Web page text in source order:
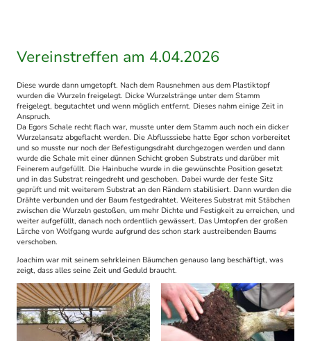
Vereinstreffen am 4.04.2026
Diese wurde dann umgetopft. Nach dem Rausnehmen aus dem Plastiktopf
wurden die Wurzeln freigelegt. Dicke Wurzelstränge unter dem Stamm
freigelegt, begutachtet und wenn möglich entfernt. Dieses nahm einige Zeit in
Anspruch.
Da Egors Schale recht flach war, musste unter dem Stamm auch noch ein dicker
Wurzelansatz abgeflacht werden. Die Abflusssiebe hatte Egor schon vorbereitet
und so musste nur noch der Befestigungsdraht durchgezogen werden und dann
wurde die Schale mit einer dünnen Schicht groben Substrats und darüber mit
Feinerem aufgefüllt. Die Hainbuche wurde in die gewünschte Position gesetzt
und in das Substrat reingedreht und geschoben. Dabei wurde der feste Sitz
geprüft und mit weiterem Substrat an den Rändern stabilisiert. Dann wurden die
Drähte verbunden und der Baum festgedrahtet. Weiteres Substrat mit Stäbchen
zwischen die Wurzeln gestoßen, um mehr Dichte und Festigkeit zu erreichen, und
weiter aufgefüllt, danach noch ordentlich gewässert. Das Umtopfen der großen
Lärche von Wolfgang wurde aufgrund des schon stark austreibenden Baums
verschoben.
Joachim war mit seinem sehrkleinen Bäumchen genauso lang beschäftigt, was
zeigt, dass alles seine Zeit und Geduld braucht.